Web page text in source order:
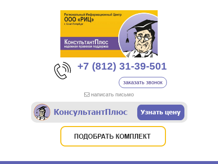
+7 (812) 31-39-501
заказать звонок
написать письмо